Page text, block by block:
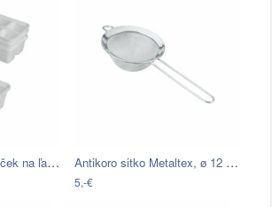
Sada 4 bielych formiček na ľad Metaltex… Antikoro sitko Metaltex, ø 12 cm
5,-€